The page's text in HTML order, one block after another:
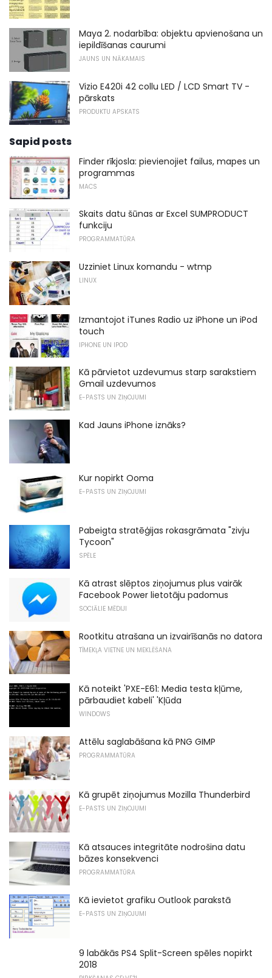
Maya 2. nodarbība: objektu apvienošana un
iepildīšanas caurumi
JAUNS UN NĀKAMAIS
Vizio E420i 42 collu LED / LCD Smart TV -
pārskats
PRODUKTU APSKATS
Sapid posts
Finder rīkjosla: pievienojiet failus, mapes un
programmas
MACS
Skaits datu šūnas ar Excel SUMPRODUCT
funkciju
PROGRAMMATŪRA
Uzziniet Linux komandu - wtmp
LINUX
Izmantojot iTunes Radio uz iPhone un iPod
touch
IPHONE UN IPOD
Kā pārvietot uzdevumus starp sarakstiem
Gmail uzdevumos
E-PASTS UN ZIŅOJUMI
Kad Jauns iPhone iznāks?
Kur nopirkt Ooma
E-PASTS UN ZIŅOJUMI
Pabeigta stratēģijas rokasgrāmata "zivju
Tycoon"
SPĒLE
Kā atrast slēptos ziņojumus plus vairāk
Facebook Power lietotāju padomus
SOCIĀLIE MĒDIJI
Rootkitu atrašana un izvairīšanās no datora
TĪMEKĻA VIETNE UN MEKLĒŠANA
Kā noteikt 'PXE-E61: Media testa kļūme,
pārbaudiet kabeli' 'Kļūda
WINDOWS
Attēlu saglabāšana kā PNG GIMP
PROGRAMMATŪRA
Kā grupēt ziņojumus Mozilla Thunderbird
E-PASTS UN ZIŅOJUMI
Kā atsauces integritāte nodrošina datu
bāzes konsekvenci
PROGRAMMATŪRA
Kā ievietot grafiku Outlook parakstā
E-PASTS UN ZIŅOJUMI
9 labākās PS4 Split-Screen spēles nopirkt
2018